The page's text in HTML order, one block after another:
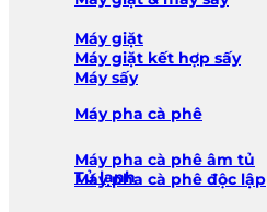
Máy giặt
Máy giặt kết hợp sấy
Máy sấy
Máy pha cà phê
Máy pha cà phê âm tủ
Máy pha cà phê độc lập
Tủ lạnh